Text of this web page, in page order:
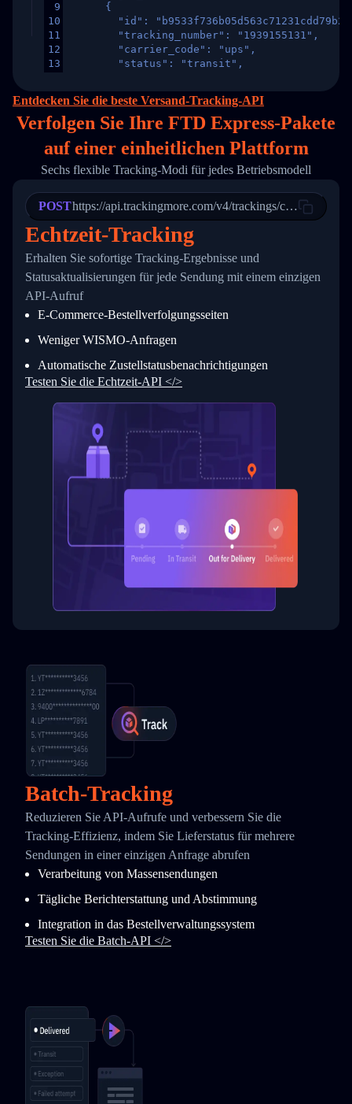
9
10
11
12
13
16
17
19
20
21
22
23
24
25
27
28
29
31
32
33
34
      {
"id":
        "tracking_number": "1939155131",
        "carrier_code": "ups",
        "status": "transit",
        "itemTimeLength": 2,
        "weblink": "",
        "phone": null,
        "trackinfo": [
          {
            "Date": "2017-03-08 04: 22: 00",
"StatusDescription": "Departed
"Details": "Departed Facility
          },
          {
            "Date": "2017-03-06 15:28:00",
"StatusDescription": "Shipment
"Details": "BEIJING-
          }
      }
    ]
  }
}
Entdecken Sie die beste Versand-Tracking-API
Verfolgen Sie Ihre FTD Express-Pakete
aufeinereinheitlichen Plattform
Sechs flexible Tracking-Modi für jedes Betriebsmodell
POSThttps://api.trackingmore.com/v4/trackings/create
Echtzeit-Tracking
Erhalten Sie sofortige Tracking-Ergebnisse und
Statusaktualisierungen für jede Sendung mit einem einzigen
API-Aufruf
E-Commerce-Bestellverfolgungsseiten
Weniger WISMO-Anfragen
Automatische Zustellstatusbenachrichtigungen
Testen Sie die Echtzeit-API </>
Batch-Tracking
Reduzieren Sie API-Aufrufe und verbessern Sie die
Tracking-Effizienz, indem Sie Lieferstatus für mehrere
Sendungen in einer einzigen Anfrage abrufen
Verarbeitung von Massensendungen
Tägliche Berichterstattung und Abstimmung
Integration in das Bestellverwaltungssystem
Testen Sie die Batch-API </>